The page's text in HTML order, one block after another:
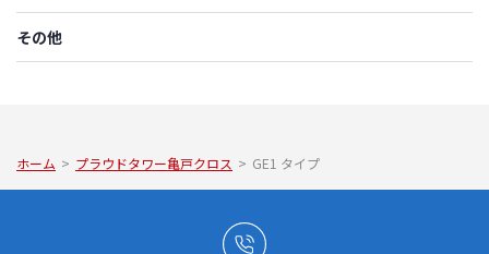
その他
ホーム > プラウドタワー亀戸クロス > GE1 タイプ